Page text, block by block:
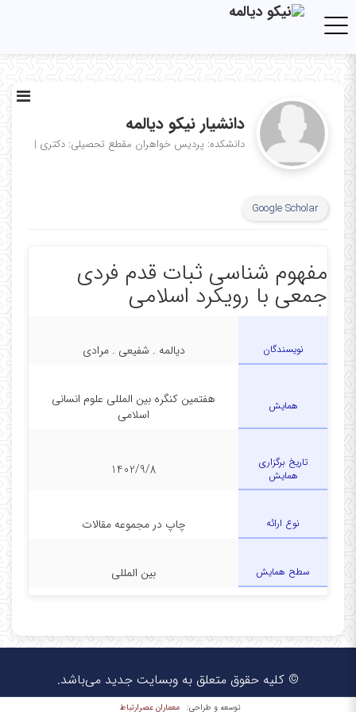
Toggle navigation
دانشیار نیکو دیالمه
دانشکده: پردیس خواهران مقطع تحصیلی: دکتری |
Google Scholar
مفهوم شناسی ثبات قدم فردی
جمعی با رویکرد اسلامی
نویسندگان دیالمه . شفیعی . مرادی
همایش
هفتمین کنگره بین المللی علوم انسانی
اسلامی
تاریخ برگزاری
همایش
1402/9/8
نوع ارائه چاپ در مجموعه مقالات
سطح همایش بین المللی
© کلیه حقوق متعلق به وبسایت جدید می‌باشد.
توسعه و طراحی: معماران عصر‌ارتباط